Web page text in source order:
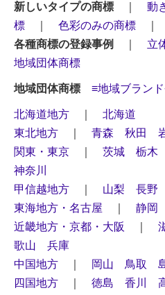
新しいタイプの商標
動
標
色彩のみの商標
各種商標の登録事例
立
地域団体商標
地域団体商標 ≡地域ブラン
北海道地方
北海道
東北地方
青森 秋田
関東・東京
茨城 栃木
神奈川
甲信越地方
山梨 長野
東海地方・名古屋
静岡
近畿地方・京都・大阪
歌山
兵庫
中国地方
岡山 鳥取
四国地方
徳島 香川